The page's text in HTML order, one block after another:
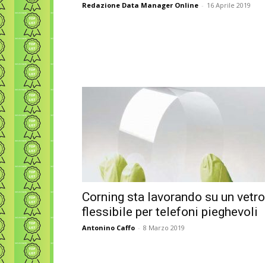
Redazione Data Manager Online - 16 Aprile 2019
Corning sta lavorando su un vetro
flessibile per telefoni pieghevoli
Antonino Caffo - 8 Marzo 2019